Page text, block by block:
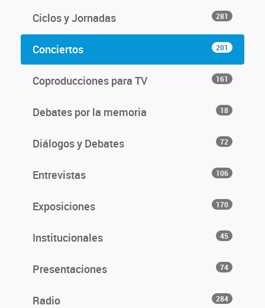
Ciclos y Jornadas 281
Conciertos 201
Coproducciones para TV 161
Debates por la memoria 18
Diálogos y Debates 72
Entrevistas 106
Exposiciones 170
Institucionales 45
Presentaciones 74
Radio 284